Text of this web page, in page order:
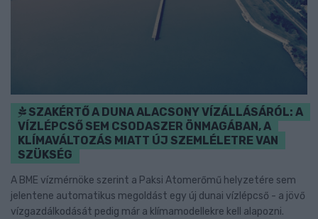
SZAKÉRTŐ A DUNA ALACSONY VÍZÁLLÁSÁRÓL: A
VÍZLÉPCSŐ SEM CSODASZER ÖNMAGÁBAN, A
KLÍMAVÁLTOZÁS MIATT ÚJ SZEMLÉLETRE VAN
SZÜKSÉG
A BME vízmérnöke szerint a Paksi Atomerőmű helyzetére sem
jelentene automatikus megoldást egy új dunai vízlépcső - a jövő
vízgazdálkodását pedig már a klímamodellekre kell alapozni.